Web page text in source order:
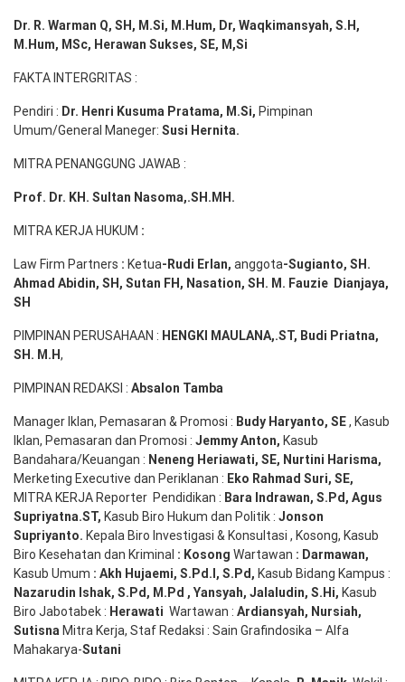
Dr. R. Warman Q, SH, M.Si, M.Hum, Dr, Waqkimansyah, S.H,
M.Hum, MSc, Herawan Sukses, SE, M,Si
FAKTA INTERGRITAS :
Pendiri : Dr. Henri Kusuma Pratama, M.Si, Pimpinan
Umum/General Maneger: Susi Hernita.
MITRA PENANGGUNG JAWAB :
Prof. Dr. KH. Sultan Nasoma,.SH.MH.
MITRA KERJA HUKUM :
Law Firm Partners : Ketua-Rudi Erlan, anggota-Sugianto, SH.
Ahmad Abidin, SH, Sutan FH, Nasation, SH. M. Fauzie Dianjaya,
SH
PIMPINAN PERUSAHAAN : HENGKI MAULANA,.ST, Budi Priatna,
SH . M.H,
PIMPINAN REDAKSI : Absalon Tamba
Manager Iklan, Pemasaran & Promosi : Budy Haryanto, SE, Kasub
Iklan, Pemasaran dan Promosi : Jemmy Anton, Kasub
Bandahara/Keuangan : Neneng Heriawati, SE, Nurtini Harisma,
Merketing Executive dan Periklanan : Eko Rahmad Suri, SE,
MITRA KERJA Reporter Pendidikan : Bara Indrawan, S.Pd , Agus
Supriyatna.ST, Kasub Biro Hukum dan Politik : Jonson
Supriyanto. Kepala Biro Investigasi & Konsultasi , Kosong, Kasub
Biro Kesehatan dan Kriminal : Kosong Wartawan : Darmawan,
Kasub Umum : Akh Hujaemi, S.Pd.I, S.Pd , Kasub Bidang Kampus :
Nazarudin Ishak, S.Pd , M.Pd , Yansyah, Jalaludin, S.Hi, Kasub
Biro Jabotabek : Herawati Wartawan : Ardiansyah, Nursiah,
Sutisna Mitra Kerja, Staf Redaksi : Sain Grafindosika – Alfa
Mahakarya-Sutani